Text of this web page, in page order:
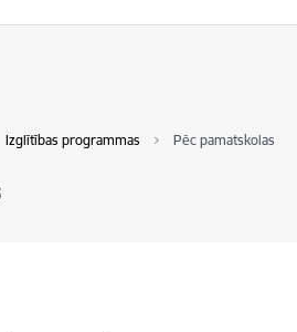
Izglītības programmas Pēc pamatskolas